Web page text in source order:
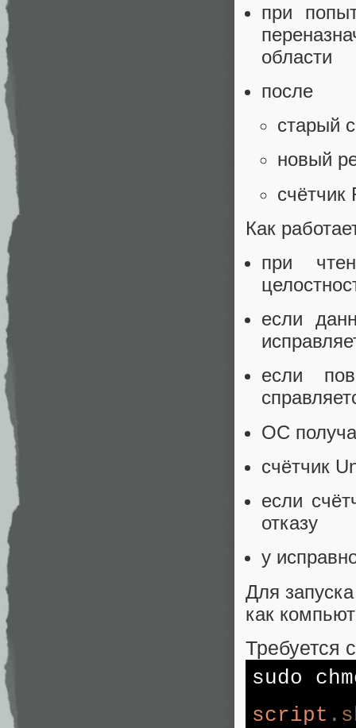
при
области
после
старый
новый
счётчик
Как
при
если
если
ОС
счётчик
если
отказу
у
Для
как
Требуется
sudo
script